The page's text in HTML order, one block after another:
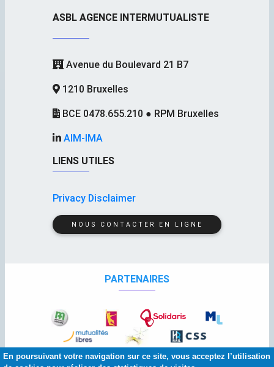
En poursuivant votre navigation sur ce site, vous acceptez l’utilisation
ASBL AGENCE INTERMUTUALISTE
Avenue du Boulevard 21 B7
1210 Bruxelles
BCE 0478.655.210 ● RPM Bruxelles
AIM-IMA
LIENS UTILES
Privacy Disclaimer
NOUS CONTACTER EN LIGNE
PARTENAIRES